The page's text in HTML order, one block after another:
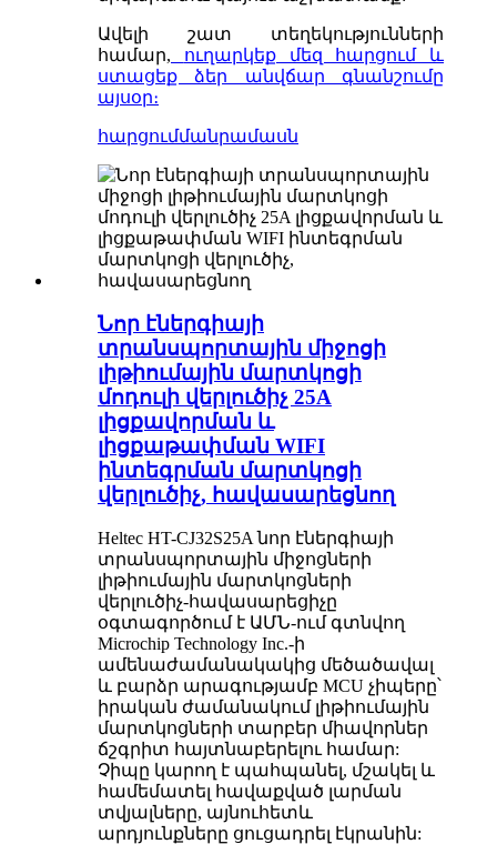
Ավելի շատ տեղեկությունների
համար,
ուղարկեք մեզ հարցում և
ստացեք ձեր անվճար գնանշումը
այսօր։
հարցումմանրամասն
Նոր էներգիայի
տրանսպորտային միջոցի
լիթիումային մարտկոցի
մոդուլի վերլուծիչ 25A
լիցքավորման և
լիցքաթափման WIFI
ինտեգրման մարտկոցի
վերլուծիչ, հավասարեցնող
Heltec HT-CJ32S25A նոր էներգիայի
տրանսպորտային միջոցների
լիթիումային մարտկոցների
վերլուծիչ-հավասարեցիչը
օգտագործում է ԱՄՆ-ում գտնվող
Microchip Technology Inc.-ի
ամենաժամանակակից մեծածավալ
և բարձր արագությամբ MCU չիպերը՝
իրական ժամանակում լիթիումային
մարտկոցների տարբեր միավորներ
ճշգրիտ հայտնաբերելու համար:
Չիպը կարող է պահպանել, մշակել և
համեմատել հավաքված լարման
տվյալները, այնուհետև
արդյունքները ցուցադրել էկրանին: